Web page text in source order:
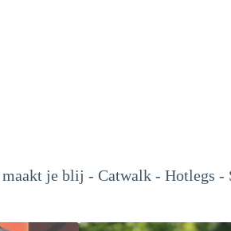
je blij - Catwalk - Hotlegs -